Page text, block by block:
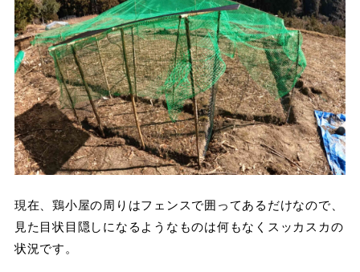
現在、鶏小屋の周りはフェンスで囲ってあるだけなので、
見た目状目隠しになるようなものは何もなくスッカスカの
状況です。